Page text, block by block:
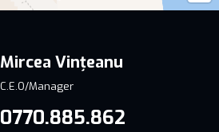
Mircea Vințeanu
C.E.O/Manager
0770.885.862